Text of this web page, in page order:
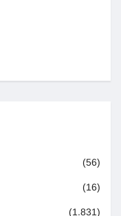
(56)
(16)
(1.831)